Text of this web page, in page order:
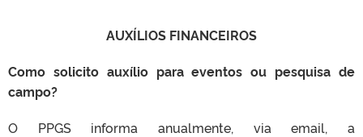
AUXÍLIOS FINANCEIROS
Como solicito auxílio para eventos ou pesquisa de
campo?
O PPGS informa anualmente, via email, a